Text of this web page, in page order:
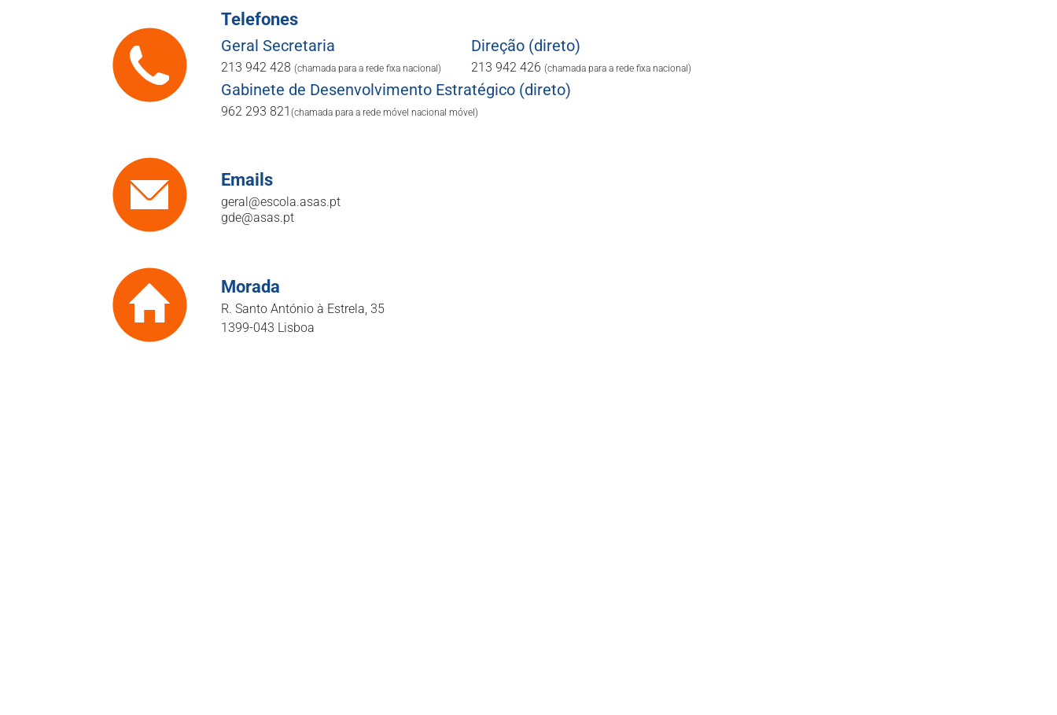
Telefones
Geral Secretaria
213 942 428 (chamada para a rede fixa nacional)
Direção (direto)
213 942 426 (chamada para a rede fixa nacional)
Gabinete de Desenvolvimento Estratégico (direto)
962 293 821 (chamada para a rede móvel nacional móvel)
Emails
geral@escola.asas.pt
gde@asas.pt
Morada
R. Santo António à Estrela, 35
1399-043 Lisboa